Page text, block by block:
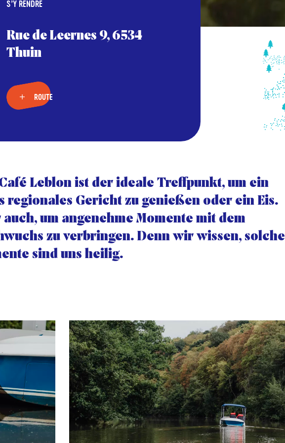
S’Y RENDRE
Rue de Leernes 9, 6534
Thuin
ROUTE
Leblon ist der ideale Treffpunkt, um ein
regionales Gericht zu genießen oder ein Eis.
auch, um angenehme Momente mit dem
zu verbringen. Denn wir wissen, solche
sind uns heilig.